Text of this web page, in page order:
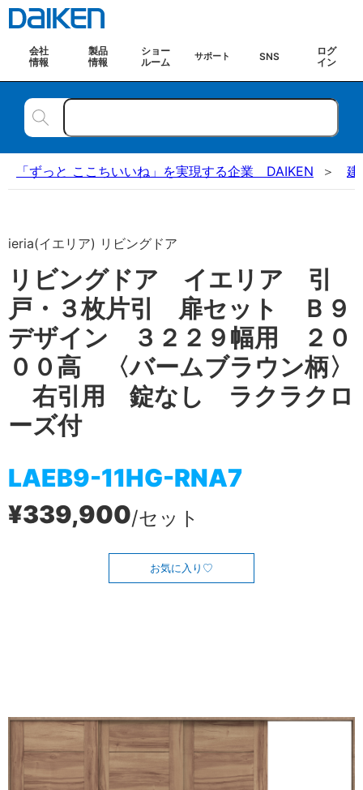
会社
情報
製品
情報
ショー
ルーム
サポート SNS
ログ
イン
「ずっと ここちいいね」を実現する企業 DAIKEN 建
ieria(イエリア) リビングドア
リビングドア イエリア 引
戸・３枚片引 扉セット Ｂ９
デザイン ３２２９幅用 ２０
００高 〈バームブラウン柄〉
右引用 錠なし ラクラクロ
ーズ付
LAEB9-11HG-RNA7
¥339,900/セット
お気に入り